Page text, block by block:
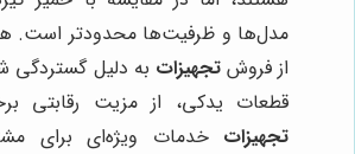
مدل‌ها و ظرفیت‌ها محدودتر است.
از فروشتجهیزات به دلیل گستردگی
قطعات یدکی، از مزیت رقابتی
تجهیزات خدمات ویژه‌ای برای